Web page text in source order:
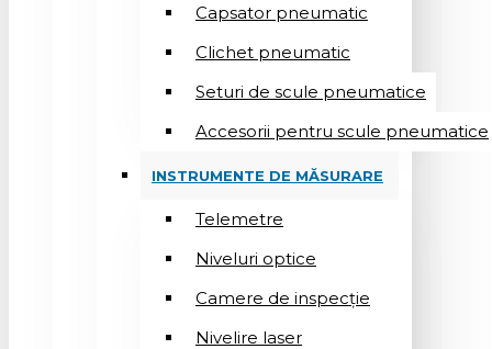
Capsator pneumatic
Clichet pneumatic
Seturi de scule pneumatice
Accesorii pentru scule pneumatice
INSTRUMENTE DE MĂSURARE
Telemetre
Niveluri optice
Camere de inspecție
Nivelire laser